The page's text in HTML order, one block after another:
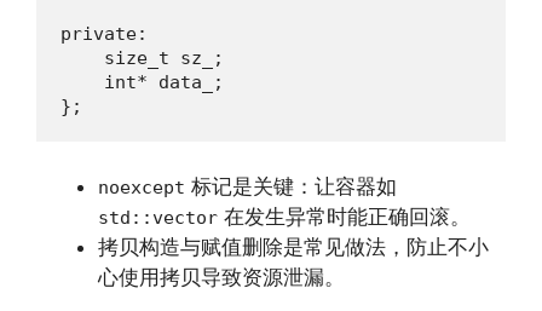
private:
    size_t sz_;
    int* data_;
};
noexcept 标记是关键：让容器如
std::vector 在发生异常时能正确回滚。
拷贝构造与赋值删除是常见做法，防止不小
心使用拷贝导致资源泄漏。